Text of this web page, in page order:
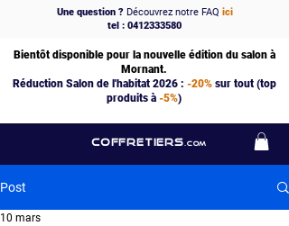
COFFRETIERS .COM
Une question ?Découvrez notre FAQ ici
tel : 0412333580
Bientôt disponible pour la nouvelle édition du salon à
Mornant.
Réduction Salon de l'habitat 2026 : -20%sur tout (top
produits à -5%)
Post
10 mars